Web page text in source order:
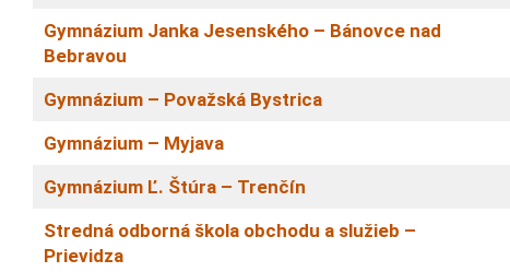
Gymnázium Janka Jesenského – Bánovce nad
Bebravou
Gymnázium – Považská Bystrica
Gymnázium – Myjava
Gymnázium Ľ. Štúra – Trenčín
Stredná odborná škola obchodu a služieb –
Prievidza